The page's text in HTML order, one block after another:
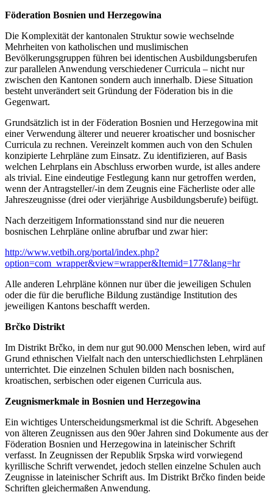
Föderation Bosnien und Herzegowina
Die Komplexität der kantonalen Struktur sowie wechselnde
Mehrheiten von katholischen und muslimischen
Bevölkerungsgruppen führen bei identischen Ausbildungsberufen
zur parallelen Anwendung verschiedener Curricula – nicht nur
zwischen den Kantonen sondern auch innerhalb. Diese Situation
besteht unverändert seit Gründung der Föderation bis in die
Gegenwart.
Grundsätzlich ist in der Föderation Bosnien und Herzegowina mit
einer Verwendung älterer und neuerer kroatischer und bosnischer
Curricula zu rechnen. Vereinzelt kommen auch von den Schulen
konzipierte Lehrpläne zum Einsatz. Zu identifizieren, auf Basis
welchen Lehrplans ein Abschluss erworben wurde, ist alles andere
als trivial. Eine eindeutige Festlegung kann nur getroffen werden,
wenn der Antragsteller/-in dem Zeugnis eine Fächerliste oder alle
Jahreszeugnisse (drei oder vierjährige Ausbildungsberufe) beifügt.
Nach derzeitigem Informationsstand sind nur die neueren
bosnischen Lehrpläne online abrufbar und zwar hier:
http://www.vetbih.org/portal/index.php?
option=com_wrapper&view=wrapper&Itemid=177&lang=hr
Alle anderen Lehrpläne können nur über die jeweiligen Schulen
oder die für die berufliche Bildung zuständige Institution des
jeweiligen Kantons beschafft werden.
Brčko Distrikt
Im Distrikt Brčko, in dem nur gut 90.000 Menschen leben, wird auf
Grund ethnischen Vielfalt nach den unterschiedlichsten Lehrplänen
unterrichtet. Die einzelnen Schulen bilden nach bosnischen,
kroatischen, serbischen oder eigenen Curricula aus.
Zeugnismerkmale in Bosnien und Herzegowina
Ein wichtiges Unterscheidungsmerkmal ist die Schrift. Abgesehen
von älteren Zeugnissen aus den 90er Jahren sind Dokumente aus der
Föderation Bosnien und Herzegowina in lateinischer Schrift
verfasst. In Zeugnissen der Republik Srpska wird vorwiegend
kyrillische Schrift verwendet, jedoch stellen einzelne Schulen auch
Zeugnisse in lateinischer Schrift aus. Im Distrikt Brčko finden beide
Schriften gleichermaßen Anwendung.